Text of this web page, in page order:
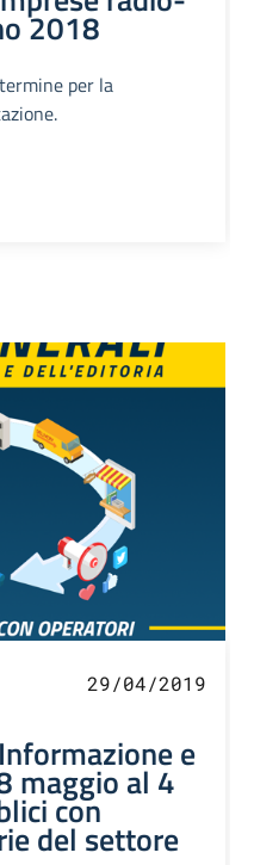
2018
per la
29/04/2019
e
maggio al 4
con
del settore